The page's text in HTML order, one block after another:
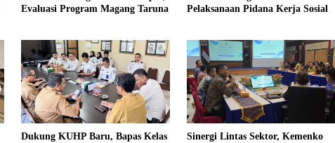
Evaluasi Program Magang Taruna
Pelaksanaan Pidana Kerja Sosial
Dukung KUHP Baru, Bapas Kelas
Sinergi Lintas Sektor, Kemenko